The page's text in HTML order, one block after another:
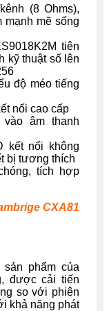
(8 Ohms),
mạnh mẽ sống
tiên
kỹ thuật số lên
độ méo tiếng
nối cao cấp
âm thanh
​kết nối không
bị tương thích
tích hợp
CXA81
sản phẩm của
được cải tiến
so với phiên
khả năng phát